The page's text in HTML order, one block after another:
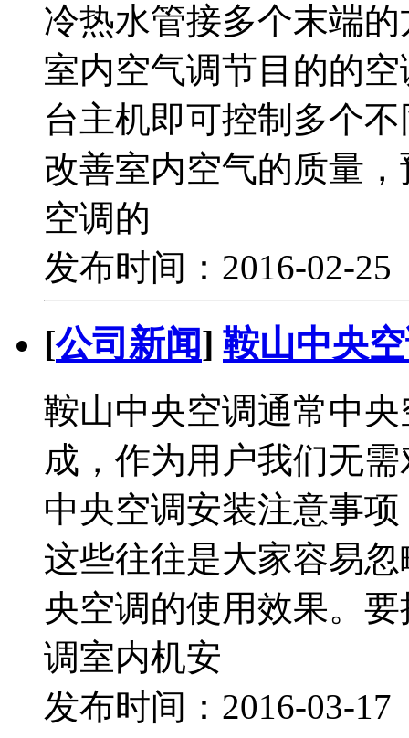
冷热水管接多个末端
室内空气调节目的的
台主机即可控制多个
改善室内空气的质量
空调的
发布时间：2016-02-
[公司新闻] 鞍山中央
鞍山中央空调通常中
成，作为用户我们无
中央空调安装注意事
这些往往是大家容易
央空调的使用效果。
调室内机安
发布时间：2016-03-